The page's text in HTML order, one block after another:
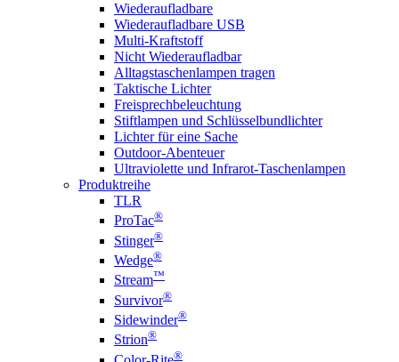
Wiederaufladbare
Wiederaufladbare USB
Multi-Kraftstoff
Nicht Wiederaufladbar
Alltagstaschenlampen tragen
Taktische Lichter
Freisprechbeleuchtung
Stiftlampen und Schlüsselbundlichter
Lichter für eine Sache
Outdoor-Abenteuer
Ultraviolette und Infrarot-Taschenlampen
Produktreihe
TLR
ProTac®
Stinger®
Wedge®
Stream™
Survivor®
Sidewinder®
Strion®
®